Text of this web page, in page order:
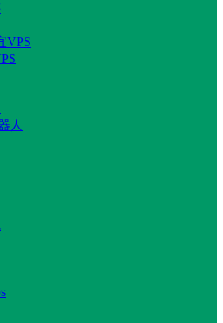
VPS
人